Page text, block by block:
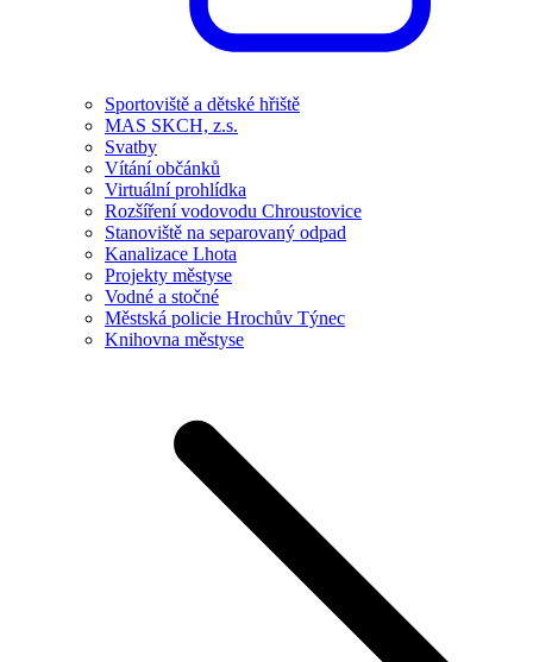
Sportoviště a dětské hřiště
MAS SKCH, z.s.
Svatby
Vítání občánků
Virtuální prohlídka
Rozšíření vodovodu Chroustovice
Stanoviště na separovaný odpad
Kanalizace Lhota
Projekty městyse
Vodné a stočné
Městská policie Hrochův Týnec
Knihovna městyse